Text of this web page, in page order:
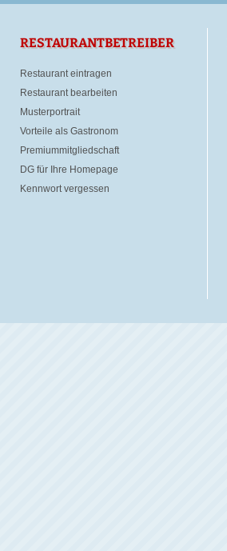
RESTAURANTBETREIBER
Restaurant eintragen
Restaurant bearbeiten
Musterportrait
Vorteile als Gastronom
Premiummitgliedschaft
DG für Ihre Homepage
Kennwort vergessen